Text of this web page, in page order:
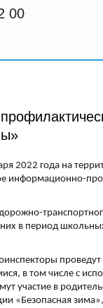
00
2022 года на
информационно-
в период
проведут
в том числе с
участие в
«Безопасная